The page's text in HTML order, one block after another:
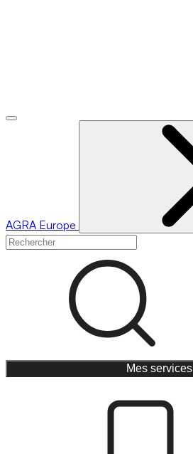
AGRA Europe
Mes services